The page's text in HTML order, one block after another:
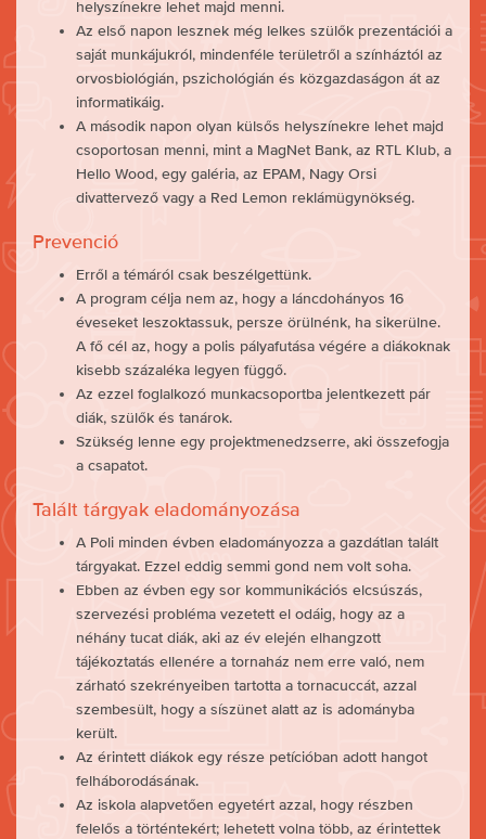
helyszínekre lehet majd menni.
Az első napon lesznek még lelkes szülők prezentációi a
saját munkájukról, mindenféle területről a színháztól az
orvosbiológián, pszichológián és közgazdaságon át az
informatikáig.
A második napon olyan külsős helyszínekre lehet majd
csoportosan menni, mint a MagNet Bank, az RTL Klub, a
Hello Wood, egy galéria, az EPAM, Nagy Orsi
divattervező vagy a Red Lemon reklámügynökség.
Prevenció
Erről a témáról csak beszélgettünk.
A program célja nem az, hogy a láncdohányos 16
éveseket leszoktassuk, persze örülnénk, ha sikerülne.
A fő cél az, hogy a polis pályafutása végére a diákoknak
kisebb százaléka legyen függő.
Az ezzel foglalkozó munkacsoportba jelentkezett pár
diák, szülők és tanárok.
Szükség lenne egy projektmenedzserre, aki összefogja
a csapatot.
Talált tárgyak eladományozása
A Poli minden évben eladományozza a gazdátlan talált
tárgyakat. Ezzel eddig semmi gond nem volt soha.
Ebben az évben egy sor kommunikációs elcsúszás,
szervezési probléma vezetett el odáig, hogy az a
néhány tucat diák, aki az év elején elhangzott
tájékoztatás ellenére a tornaház nem erre való, nem
zárható szekrényeiben tartotta a tornacuccát, azzal
szembesült, hogy a síszünet alatt az is adományba
került.
Az érintett diákok egy része petícióban adott hangot
felháborodásának.
Az iskola alapvetően egyetért azzal, hogy részben
felelős a történtekért; lehetett volna több, az érintettek